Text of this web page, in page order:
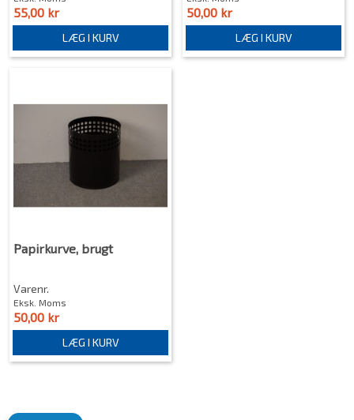
55,00 kr
LÆG I KURV
50,00 kr
LÆG I KURV
Papirkurve, brugt
Varenr.
Eksk. Moms
50,00 kr
LÆG I KURV